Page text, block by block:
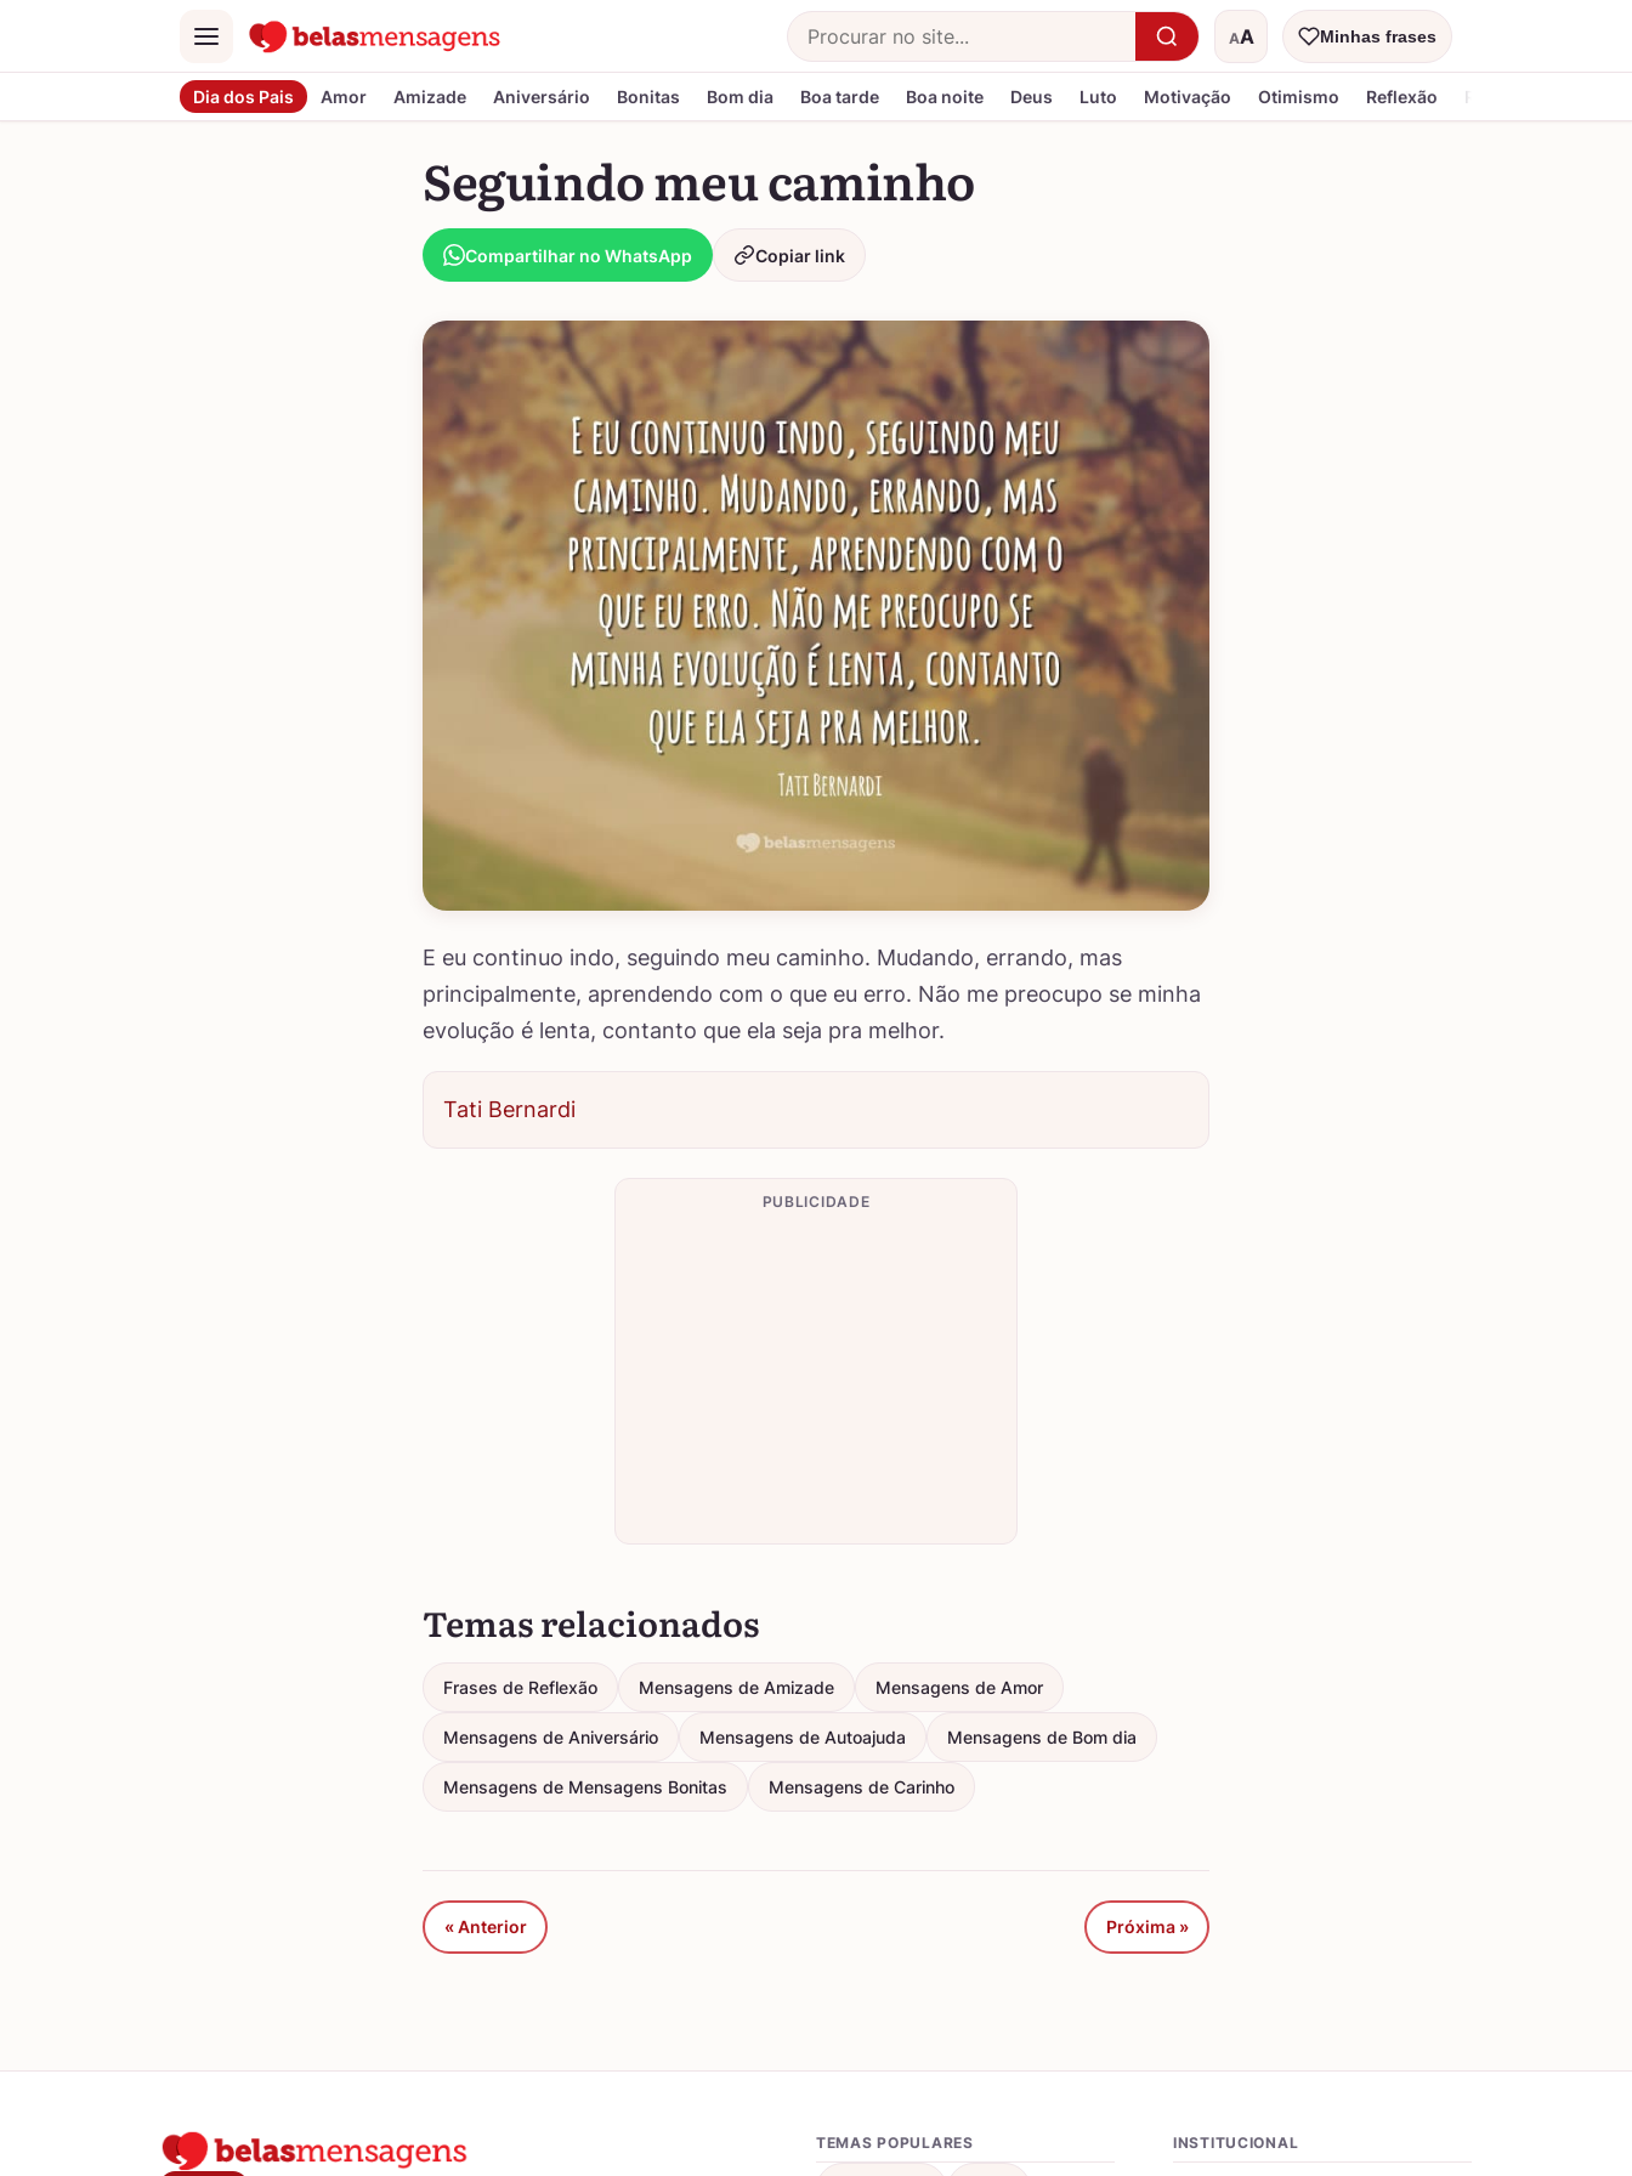
Menu
Buscar AA
Tamanho do textoMinhas frases
Dia dos Pais Amor Amizade Aniversário Bonitas Bom dia Boa tarde Boa noite Deus Luto Motivação Otimismo Reflexão Religiosa
Seguindo meu caminho
Compartilhar no WhatsApp Copiar link
E eu continuo indo, seguindo meu caminho. Mudando, errando, mas
principalmente, aprendendo com o que eu erro. Não me preocupo se minha
evolução é lenta, contanto que ela seja pra melhor.
Tati Bernardi
PUBLICIDADE
Temas relacionados
Frases de Reflexão Mensagens de Amizade Mensagens de Amor
Mensagens de Aniversário Mensagens de Autoajuda Mensagens de Bom dia
Mensagens de Mensagens Bonitas Mensagens de Carinho
« Anterior Próxima »
TEMAS POPULARES INSTITUCIONAL